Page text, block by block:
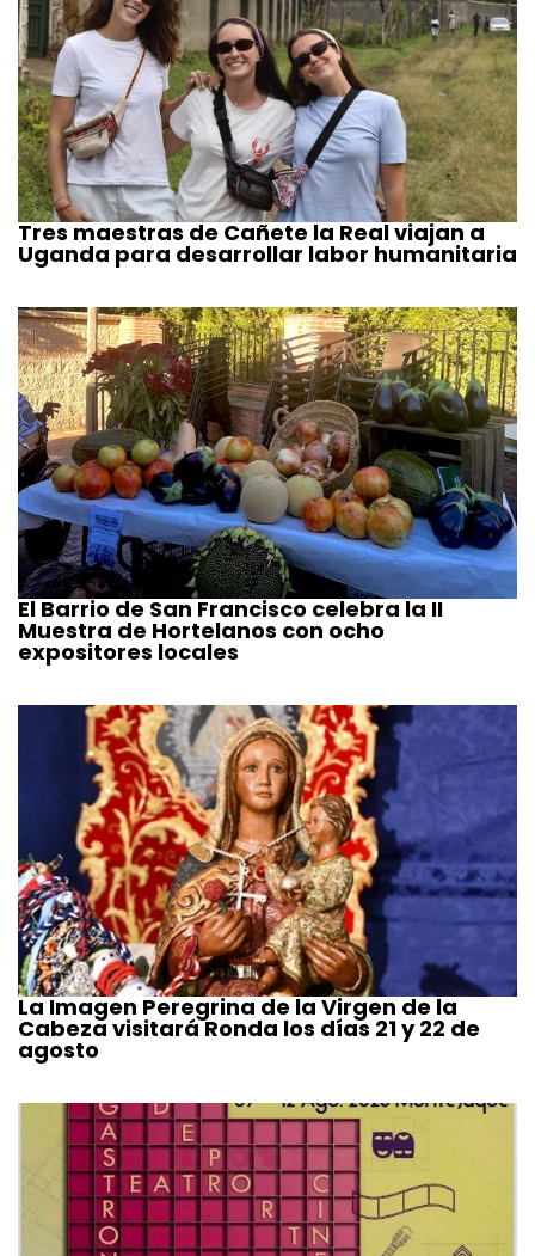
Tres maestras de Cañete la Real viajan a
Uganda para desarrollar labor humanitaria
El Barrio de San Francisco celebra la II
Muestra de Hortelanos con ocho
expositores locales
La Imagen Peregrina de la Virgen de la
Cabeza visitará Ronda los días 21 y 22 de
agosto